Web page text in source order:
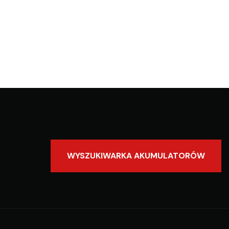
WYSZUKIWARKA AKUMULATORÓW